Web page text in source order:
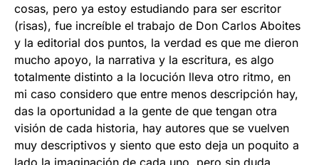
cosas, pero ya estoy estudiando para ser escritor
(risas), fue increíble el trabajo de Don Carlos Aboites
y la editorial dos puntos, la verdad es que me dieron
mucho apoyo, la narrativa y la escritura, es algo
totalmente distinto a la locución lleva otro ritmo, en
mi caso considero que entre menos descripción hay,
das la oportunidad a la gente de que tengan otra
visión de cada historia, hay autores que se vuelven
muy descriptivos y siento que esto deja un poquito a